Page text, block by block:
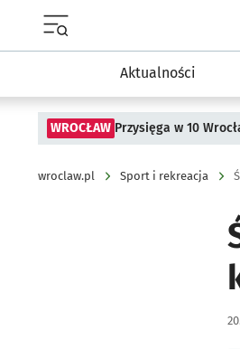
Aktualności
WROCŁAW Przysięga w 10
wroclaw.pl Sport i rekreacja